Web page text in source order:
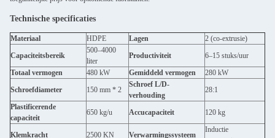
Technische specificaties
Materiaal HDPE Lagen
2 (co-extrusie)
Capaciteitsbereik
500–4000
liter
Productiviteit
6–15 stuks/uur
Totaal vermogen
480 kW Gemiddeld vermogen
280 kW
Schroefdiameter
150 mm * 2
Schroef L/D-
verhouding
28:1
Plastificerende
capaciteit
650 kg/u Accucapaciteit 120 kg
Klemkracht 2500 KN Verwarmingssysteem
Inductie